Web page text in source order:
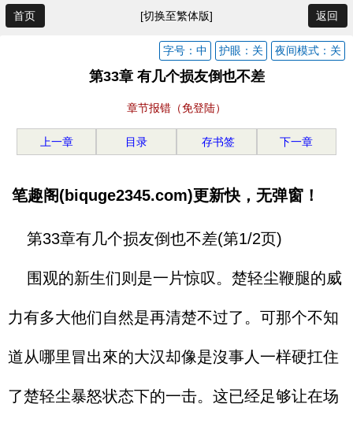
首页 [切换至繁体版] 返回
夜间模式：关
护眼：关
字号：中
第33章 有几个损友倒也不差
章节报错（免登陆）
上一章 目录 存书签 下一章
笔趣阁(biquge2345.com)更新快，无弹窗！
第33章有几个损友倒也不差(第1/2页)
围观的新生们则是一片惊叹。楚轻尘鞭腿的威
力有多大他们自然是再清楚不过了。可那个不知
道从哪里冒出來的大汉却像是沒事人一样硬扛住
了楚轻尘暴怒状态下的一击。这已经足够让在场